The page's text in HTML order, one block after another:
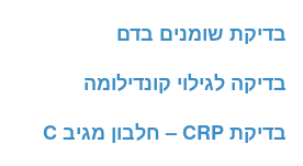
בדיקת שומנים בדם
בדיקה לגילוי קונדילומה
בדיקת CRP – חלבון מגיב C